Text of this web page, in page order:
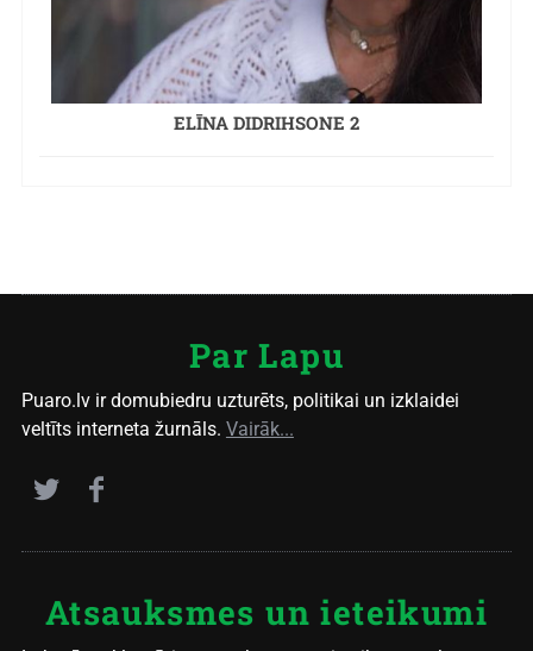
ELĪNA DIDRIHSONE 2
Par Lapu
Puaro.lv ir domubiedru uzturēts, politikai un izklaidei
veltīts interneta žurnāls. Vairāk...
Atsauksmes un ieteikumi